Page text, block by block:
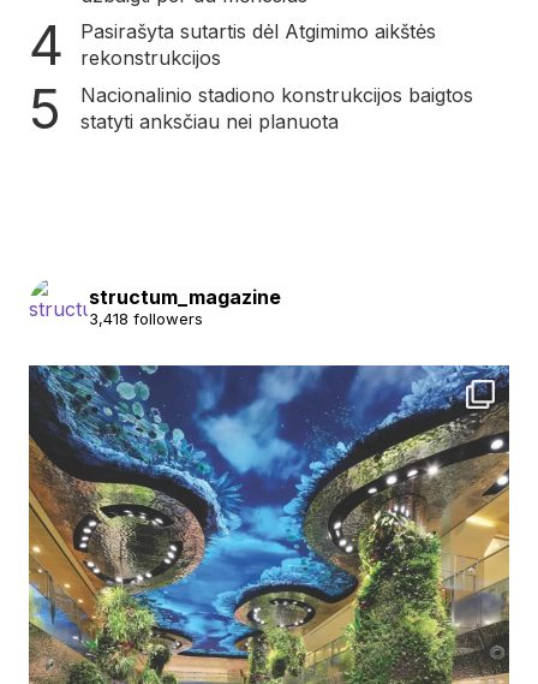
Pasirašyta sutartis dėl Atgimimo aikštės
rekonstrukcijos
Nacionalinio stadiono konstrukcijos baigtos
statyti anksčiau nei planuota
structum_magazine
3,418 followers